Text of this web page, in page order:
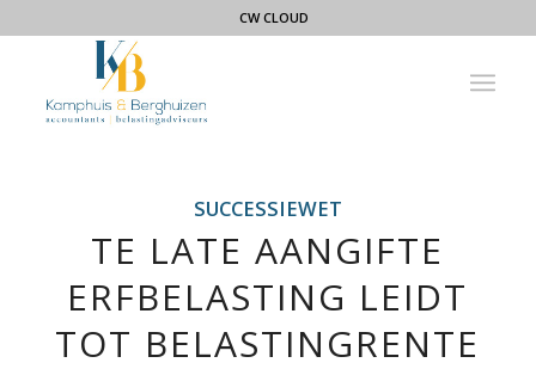
CW CLOUD
SUCCESSIEWET
TE LATE AANGIFTE
ERFBELASTING LEIDT
TOT BELASTINGRENTE